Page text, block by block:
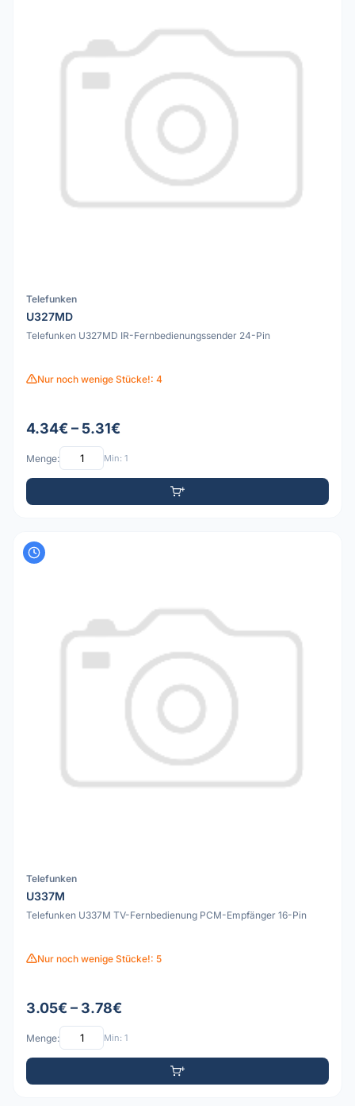
Telefunken
U327MD
Telefunken U327MD IR-Fernbedienungssender 24-Pin
Nur noch wenige Stücke!: 4
4.34€ – 5.31€
Menge: Min: 1
Telefunken
U337M
Telefunken U337M TV-Fernbedienung PCM-Empfänger 16-Pin
Nur noch wenige Stücke!: 5
3.05€ – 3.78€
Menge: Min: 1